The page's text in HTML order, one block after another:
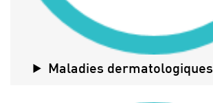
Maladies dermatologiques